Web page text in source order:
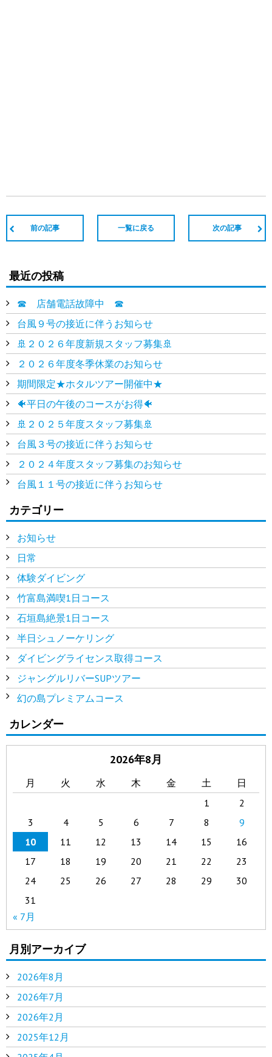
前の記事 一覧に戻る 次の記事
最近の投稿
☎ 店舗電話故障中 ☎
台風９号の接近に伴うお知らせ
🚢２０２６年度新規スタッフ募集🚢
２０２６年度冬季休業のお知らせ
期間限定★ホタルツアー開催中★
🐠平日の午後のコースがお得🐠
🚢２０２５年度スタッフ募集🚢
台風３号の接近に伴うお知らせ
２０２４年度スタッフ募集のお知らせ
台風１１号の接近に伴うお知らせ
カテゴリー
お知らせ
日常
体験ダイビング
竹富島満喫1日コース
石垣島絶景1日コース
半日シュノーケリング
ダイビングライセンス取得コース
ジャングルリバーSUPツアー
幻の島プレミアムコース
カレンダー
2026年8月
月 火 水 木 金 土
日
1
2
3
4 5 6 7 8
9
10
11 12 13 14 15
16
17
18 19 20 21 22
23
24
25 26 27 28 29
30
31
« 7月
月別アーカイブ
2026年8月
2026年7月
2026年2月
2025年12月